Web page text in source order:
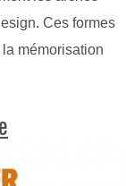
Ces formes
mémorisation